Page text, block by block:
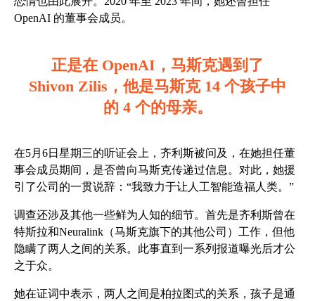
OpenAI 的董事会成员。
正是在 OpenAI，马斯克遇到了
Shivon Zilis，他是马斯克 14 个孩子中
的 4 个的母亲。
在5月6日星期三的听证会上，齐利斯被问及，在她担任董
事会成员期间，是否曾向马斯克传递过信息。对此，她援
引了公司的一贯说辞：“我致力于让人工智能造福人类。”
调查还涉及其他一些鲜为人知的细节。首先是齐利斯曾在
特斯拉和Neuralink（马斯克旗下的其他公司）工作，但他
隐瞒了两人之间的关系。此事直到一系列报道曝光后才公
之于众。
她在证词中表示，两人之间是柏拉图式的关系，孩子是通